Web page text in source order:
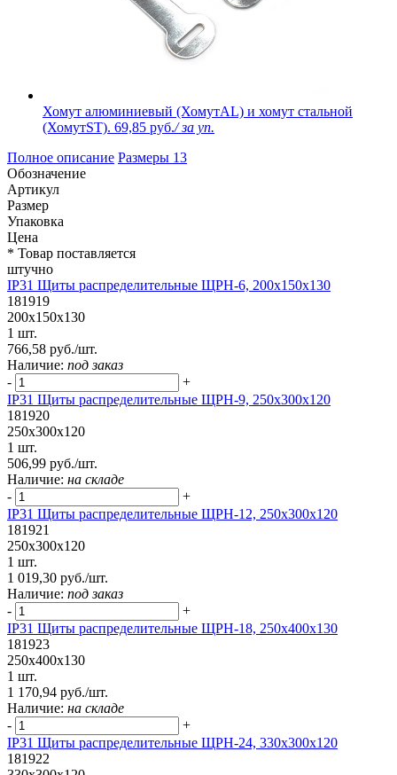
Хомут алюминиевый (ХомутAL) и хомут стальной
(ХомутST). 69,85 руб./ за уп.
Полное описание Размеры 13
Обозначение
Артикул
Размер
Упаковка
Цена
* Товар поставляется
штучно
IP31 Щиты распределительные ЩРН-6, 200х150х130
181919
200х150х130
1 шт.
766,58 руб./шт.
Наличие: под заказ
-
+
IP31 Щиты распределительные ЩРН-9, 250х300х120
181920
250х300х120
1 шт.
506,99 руб./шт.
Наличие: на складе
-
+
IP31 Щиты распределительные ЩРН-12, 250х300х120
181921
250х300х120
1 шт.
1 019,30 руб./шт.
Наличие: под заказ
-
+
IP31 Щиты распределительные ЩРН-18, 250х400х130
181923
250х400х130
1 шт.
1 170,94 руб./шт.
Наличие: на складе
-
+
IP31 Щиты распределительные ЩРН-24, 330х300х120
181922